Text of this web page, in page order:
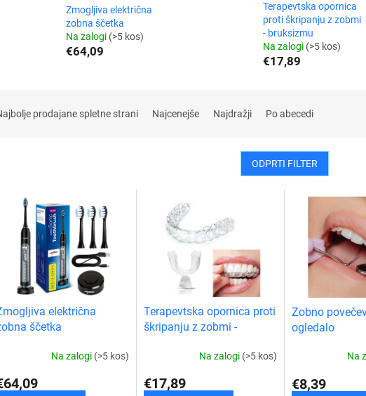
Zmogljiva električna
zobna ščetka
Na zalogi (>5 kos)
€64,09
Terapevtska opornica
proti škripanju z zobmi
- bruksizmu
Na zalogi (>5 kos)
€17,89
prodajane spletne strani Najcenejše Najdražji Po abecedi
ODPRTI FILTER
električna
ščetka
Na zalogi (>5 kos)
Terapevtska opornica proti
škripanju z zobmi -
Na zalogi (>5 kos)
€17,89
Zobno
ogledalo
Na
€8,39